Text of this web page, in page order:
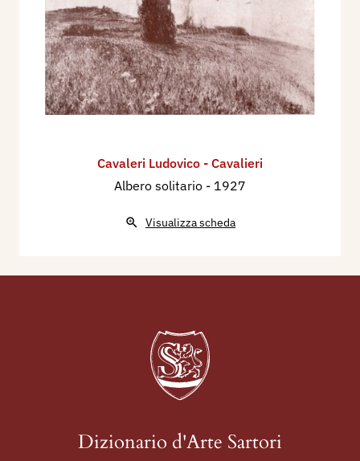
Cavaleri Ludovico - Cavalieri
Albero solitario - 1927
Visualizza scheda
Dizionario d'Arte Sartori